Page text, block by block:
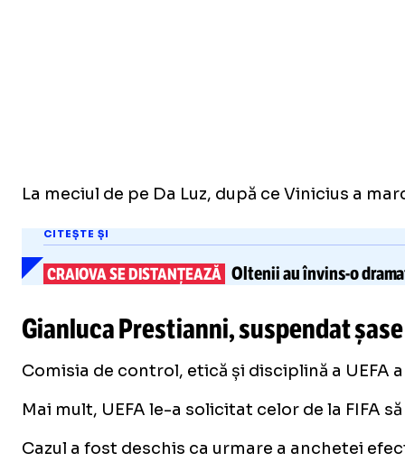
La meciul de pe Da Luz, după ce Vinicius a
CITEȘTE ȘI
CRAIOVA SE DISTANȚEAZĂ Oltenii auînvins-o
Gianluca Prestianni, suspendat
Comisia de control, etică și disciplină a UEFA
Mai mult, UEFA le-a solicitat celor de la FIFA
Cazul a fost deschis ca urmare a anchetei